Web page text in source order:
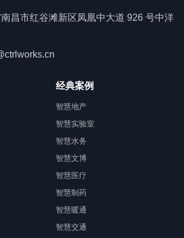
昌市红谷滩新区凤凰中大道 926 号中洋
经典案例
智慧地产
智慧实验室
智慧水务
智慧文博
智慧医疗
智慧制药
智慧暖通
智慧交通